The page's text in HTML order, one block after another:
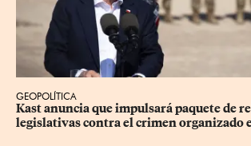
GEOPOLÍTICA
Kast anuncia que impulsará paquete de
legislativas contra el crimen organizado